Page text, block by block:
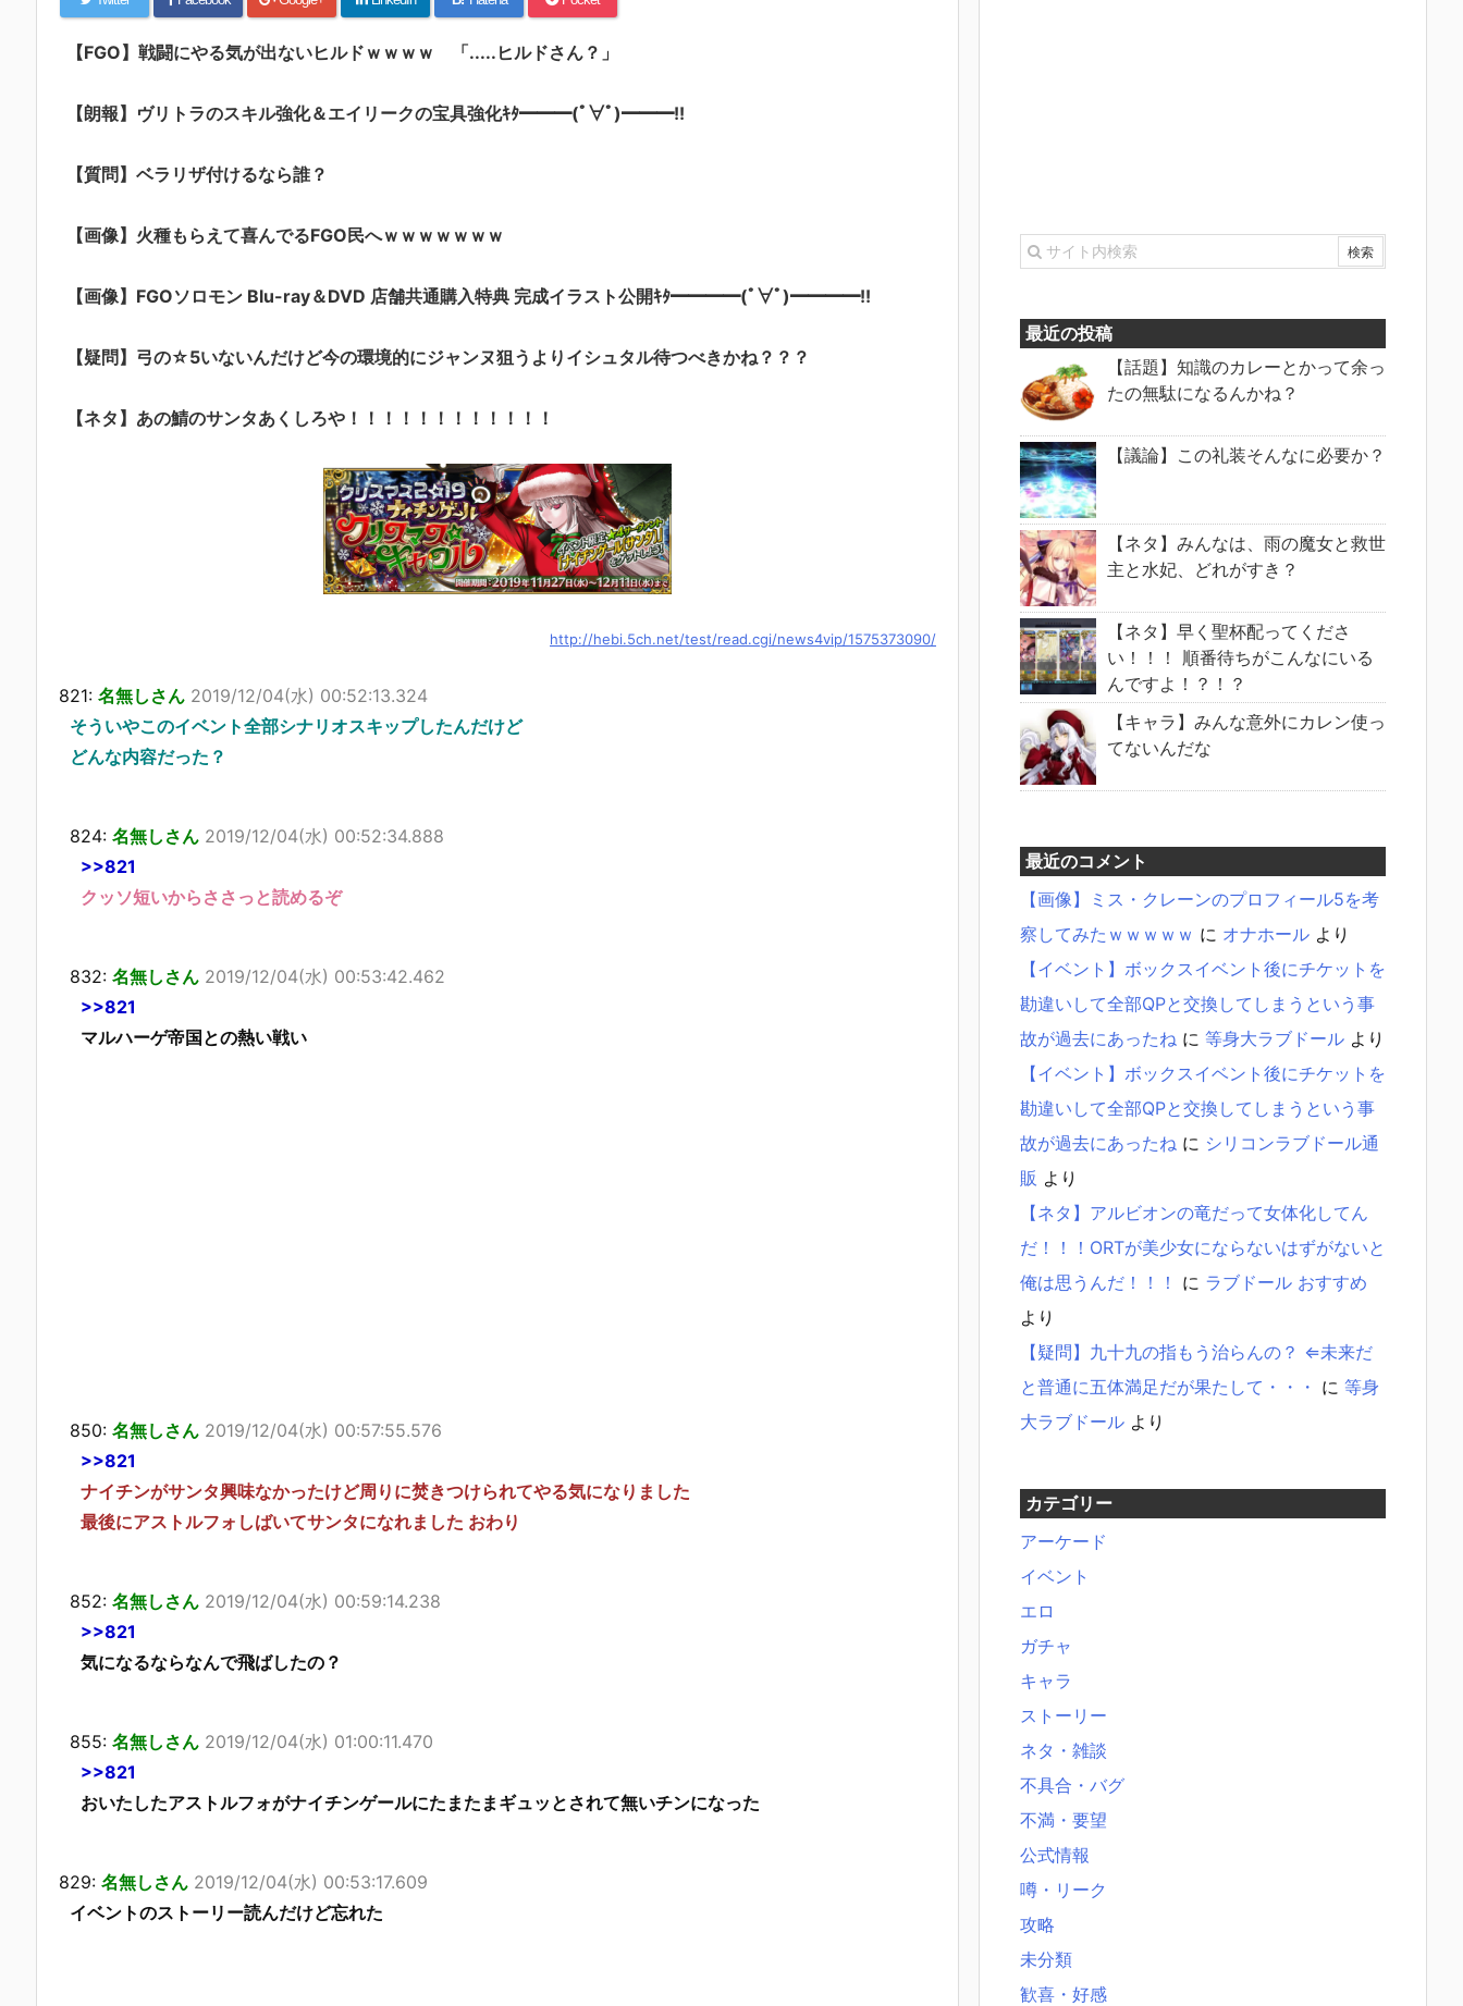
【FGO】戦闘にやる気が出ないヒルドｗｗｗｗ 「.....ヒルドさん？」
【朗報】ヴリトラのスキル強化＆エイリークの宝具強化ｷﾀ━━━(ﾟ∀ﾟ)━━━!!
【質問】ベラリザ付けるなら誰？
【画像】火種もらえて喜んでるFGO民へｗｗｗｗｗｗｗ
【画像】FGOソロモン Blu-ray＆DVD 店舗共通購入特典 完成イラスト公開ｷﾀ━━━━(ﾟ∀ﾟ)━━━━!!
【疑問】弓の☆5いないんだけど今の環境的にジャンヌ狙うよりイシュタル待つべきかね？？？
【ネタ】あの鯖のサンタあくしろや！！！！！！！！！！！！
http://hebi.5ch.net/test/read.cgi/news4vip/1575373090/
821: 名無しさん 2019/12/04(水) 00:52:13.324
そういやこのイベント全部シナリオスキップしたんだけど
どんな内容だった？
824: 名無しさん 2019/12/04(水) 00:52:34.888
>>821
クッソ短いからささっと読めるぞ
832: 名無しさん 2019/12/04(水) 00:53:42.462
>>821
マルハーゲ帝国との熱い戦い
850: 名無しさん 2019/12/04(水) 00:57:55.576
>>821
ナイチンがサンタ興味なかったけど周りに焚きつけられてやる気になりました
最後にアストルフォしばいてサンタになれました おわり
852: 名無しさん 2019/12/04(水) 00:59:14.238
>>821
気になるならなんで飛ばしたの？
855: 名無しさん 2019/12/04(水) 01:00:11.470
>>821
おいたしたアストルフォがナイチンゲールにたまたまギュッとされて無いチンになった
829: 名無しさん 2019/12/04(水) 00:53:17.609
イベントのストーリー読んだけど忘れた
最近の投稿
【話題】知識のカレーとかって余っ
たの無駄になるんかね？
【議論】この礼装そんなに必要か？
【ネタ】みんなは、雨の魔女と救世
主と水妃、どれがすき？
【ネタ】早く聖杯配ってくださ
い！！！ 順番待ちがこんなにいる
んですよ！？！？
【キャラ】みんな意外にカレン使っ
てないんだな
最近のコメント
【画像】ミス・クレーンのプロフィール5を考
察してみたｗｗｗｗｗ に オナホール より
【イベント】ボックスイベント後にチケットを
勘違いして全部QPと交換してしまうという事
故が過去にあったね に 等身大ラブドール より
【イベント】ボックスイベント後にチケットを
勘違いして全部QPと交換してしまうという事
故が過去にあったね に シリコンラブドール通
販 より
【ネタ】アルビオンの竜だって女体化してん
だ！！！ORTが美少女にならないはずがないと
俺は思うんだ！！！
に ラブドール おすすめ
より
【疑問】九十九の指もう治らんの？ ⇐未来だ
と普通に五体満足だが果たして・・・ に 等身
大ラブドール より
カテゴリー
アーケード
イベント
エロ
ガチャ
キャラ
ストーリー
ネタ・雑談
不具合・バグ
不満・要望
公式情報
噂・リーク
攻略
未分類
歓喜・好感